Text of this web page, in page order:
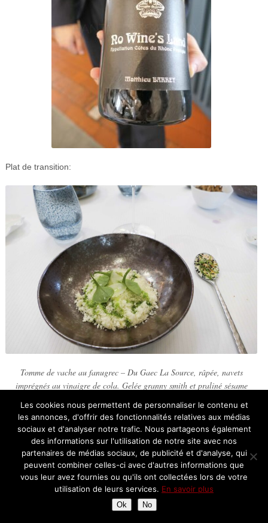
Plat de transition:
Tomme de vache au fanugrec – Du Gaec La Source, râpée, navets
imprégnés au vinaigre de cola. Gelée granny smith et praliné sésame
Les desserts du Chef Pâtissier Elie Brémont qui a reçu
cette année le Trophée Passion Dessert du Guide
Michelin
Les cookies nous permettent de personnaliser le contenu et
les annonces, d'offrir des fonctionnalités relatives aux médias
sociaux et d'analyser notre trafic. Nous partageons également
des informations sur l'utilisation de notre site avec nos
partenaires de médias sociaux, de publicité et d'analyse, qui
peuvent combiner celles-ci avec d'autres informations que
vous leur avez fournies ou qu'ils ont collectées lors de votre
utilisation de leurs services. En savoir plus
Ok No